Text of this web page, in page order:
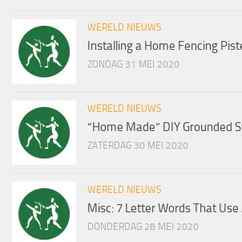
WERELD NIEUWS
Installing a Home Fencing
ZONDAG 31 MEI 2020
WERELD NIEUWS
“Home Made” DIY Grounded
ZATERDAG 30 MEI 2020
WERELD NIEUWS
Misc: 7 Letter Words That Use
DONDERDAG 28 MEI 2020